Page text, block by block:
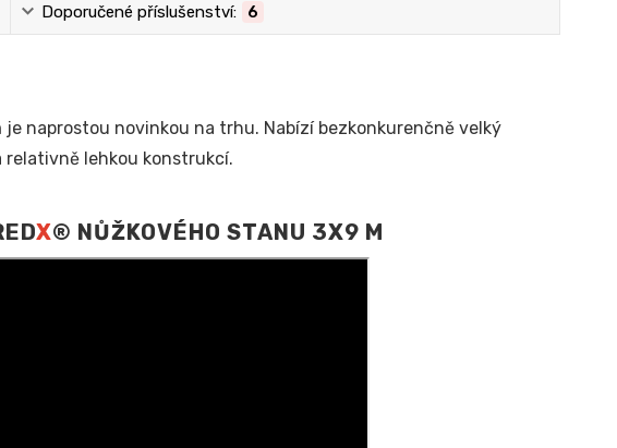
Doporučené příslušenství: 6
je naprostou novinkou na trhu. Nabízí bezkonkurenčně velký
lehkou konstrukcí.
X® NŮŽKOVÉHO STANU 3X9 M